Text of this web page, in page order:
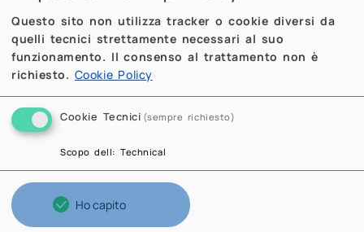
Questo sito non utilizza tracker o cookie diversi da
quelli tecnici strettamente necessari al suo
funzionamento. Il consenso al trattamento non è
richiesto. Cookie Policy
Cookie Tecnici (sempre richiesto)
Scopo dell:Technical
Ho capito